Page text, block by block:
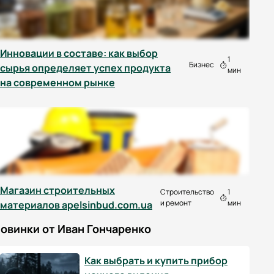
Инновации в составе: как выбор
сырья определяет успех продукта
на современном рынке
Бизнес
1
мин
Магазин строительных
материалов apelsinbud.com.ua
Строительство
и ремонт
1
мин
от Иван Гончаренко
Как выбрать и купить прибор